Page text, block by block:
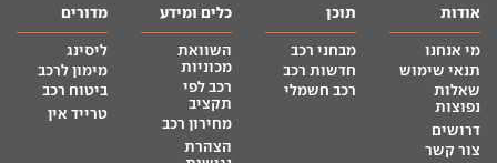
אודות
מי אנחנו
תנאי שימוש
שאלות
נפוצות
דרושים
צור קשר
תוכן
מבחני רכב
חדשות רכב
רכב חשמלי
כלים ומידע
השוואת
מכוניות
רכב לפי
תקציב
מחירון רכב
הצהרת
מדורים
ליסינג
מימון לרכב
ביטוח רכב
טרייד אין